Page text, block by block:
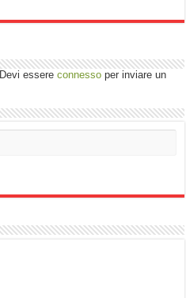
Devi essereconnesso per inviare un